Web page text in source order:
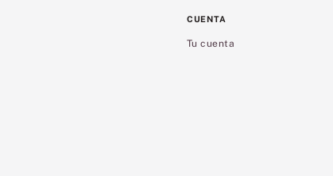
CUENTA
Tu cuenta